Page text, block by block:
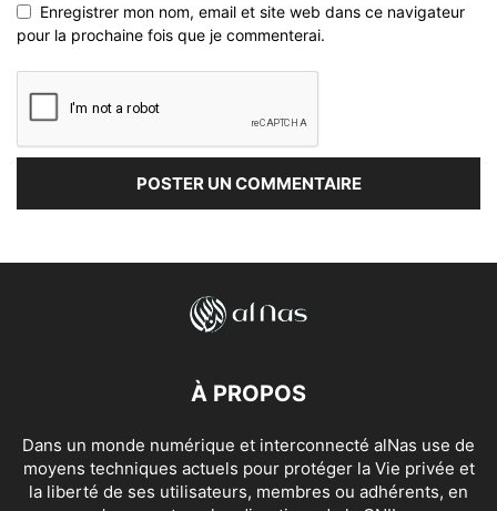
Enregistrer mon nom, email et site web dans ce navigateur
pour la prochaine fois que je commenterai.
À PROPOS
Dans un monde numérique et interconnecté alNas use de
moyens techniques actuels pour protéger la Vie privée et
la liberté de ses utilisateurs, membres ou adhérents, en